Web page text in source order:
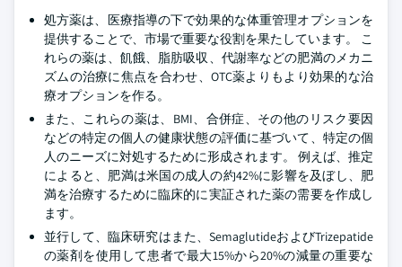
処方薬は、医療指導の下で効果的な体重管理オプションを
提供することで、市場で重要な役割を果たしています。 こ
れらの薬は、飢餓、脂肪吸収、代謝率などの肥満のメカニ
ズムの治療に焦点を合わせ、OTC薬よりもより効果的な治
療オプションを作る。
また、これらの薬は、BMI、合併症、その他のリスク要因
などの特定の個人の健康状態の評価に基づいて、特定の個
人のニーズに対処するために形成されます。 例えば、推定
によると、肥満は米国の成人の約42%に影響を及ぼし、肥
満を治療するために臨床的に実証された薬の需要を作成し
ます。
並行して、臨床研究はまた、SemaglutideおよびTrizepatide
の薬剤を使用して患者で最大15%から20%の減量の重要な